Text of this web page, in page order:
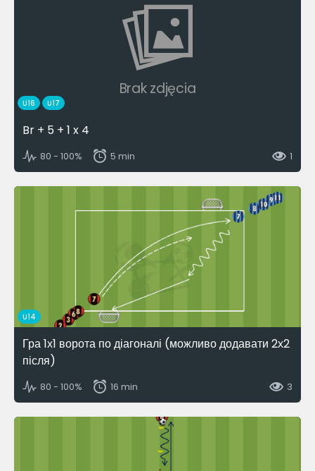
Brak zdjęcia
U16 U17
Br + 5 + 1 x 4
80 - 100% 5 min 1
U14
Гра 1х1 ворота по діагоналі (можливо додавати 2х2
після)
80 - 100% 16 min 3